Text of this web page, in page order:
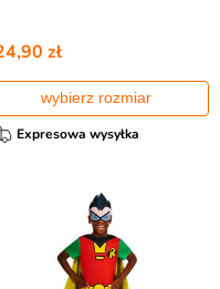
zł
wybierz rozmiar
Expresowa wysyłka